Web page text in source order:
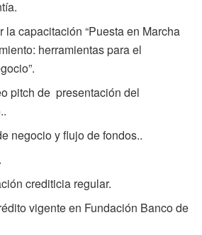
la capacitación “Puesta en Marcha
herramientas para el
pitch de presentación del
negocio y flujo de fondos..
crediticia regular.
vigente en Fundación Banco de